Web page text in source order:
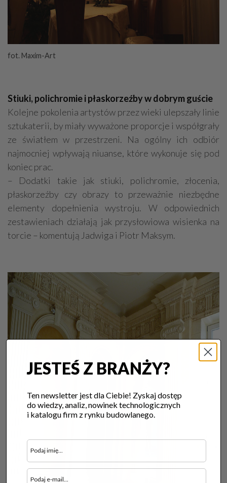
fot. Maxim-Art
Stiuki, polichromie i płaskorzeźby w dobrym guście
Kolejne pokolenia artystów przez wieki ulepszały linie
sztukaterii, by miały wyważone proporcje i współgrały
ze światłem w przestrzeni. Na ogólny ich odbiór
najmocniej wpływają niuanse, które wykonuje się pod
koniec prac.
– Dodatki takie jak stiuki, polichromie, złocenia,
płaskorzeźby czy obrazy to przeważnie niezbędne
elementy dopełnienia wystroju. W odpowiednich
zestawieniach działają jak przysłowiowa wisienka na
torcie – komentują Jadwiga i Piotr Maksym.
JESTEŚ Z BRANŻY?
Ten newsletter jest dla Ciebie! Zyskaj dostęp
do wiedzy, analiz, nowinek technologicznych
i katalogu firm z rynku budowlanego.